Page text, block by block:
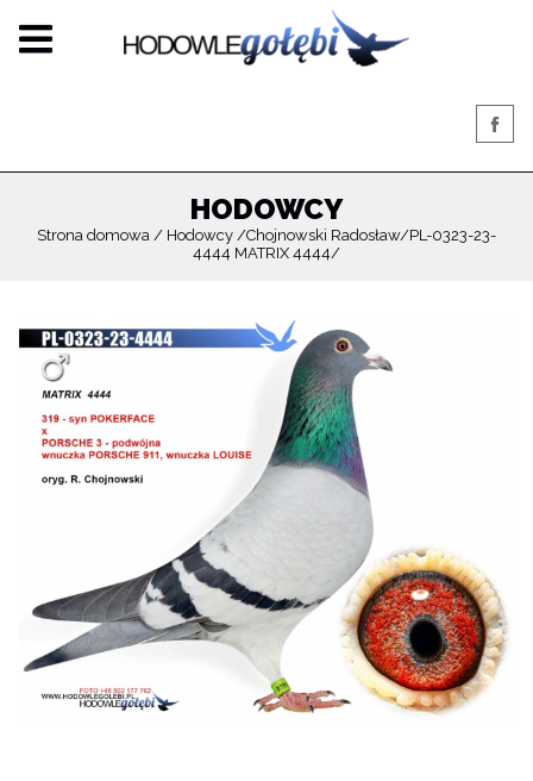
HODOWCY
Strona domowa Hodowcy Chojnowski Radosław PL-0323-23-
4444 MATRIX 4444